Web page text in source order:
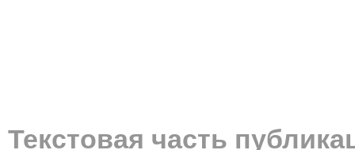
Текстовая часть